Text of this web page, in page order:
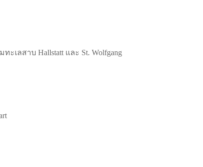
เลสาบ Hallstatt และ St. Wolfgang